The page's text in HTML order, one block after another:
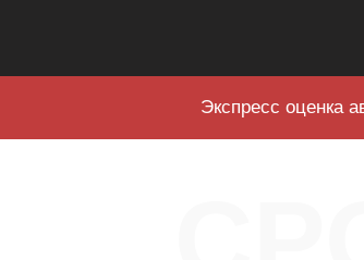
Экспресс оценка